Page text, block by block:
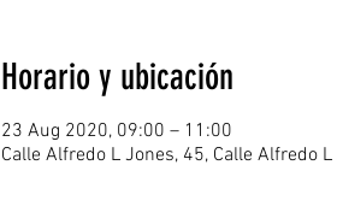
Horario y ubicación
23 Aug 2020, 09:00 – 11:00
Calle Alfredo L Jones, 45, Calle Alfredo